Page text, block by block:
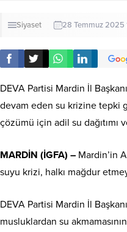
Siyaset 28 Temmuz 2025
DEVA Partisi Mardin İl
devam eden su krizine tepki
çözümü için adil su dağıtımı
MARDİN (İGFA) – Mardin’in
suyu krizi, halkı mağdur
DEVA Partisi Mardin İl
musluklardan su